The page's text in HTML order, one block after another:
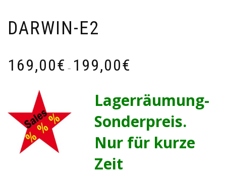
DARWIN-E2
169,00€ – 199,00€
199,00€
Lagerräumung-
Sonderpreis.
Nur für kurze
Zeit